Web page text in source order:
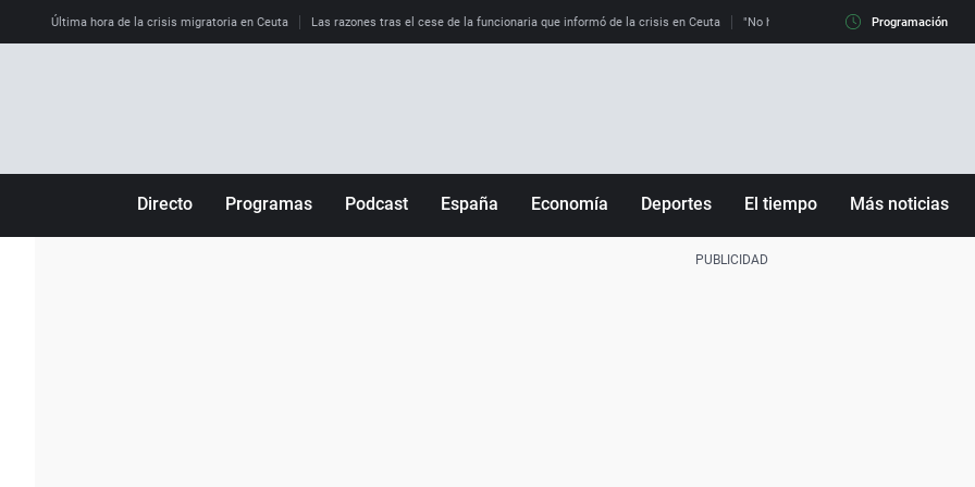
Última hora de la crisis migratoria en Ceuta Las razones tras el cese de la funcionaria que informó de la crisis en Ceuta "No hay mafias, que no nos engañen":
Programación
Directo Programas Podcast España Economía Deportes El tiempo Más noticias